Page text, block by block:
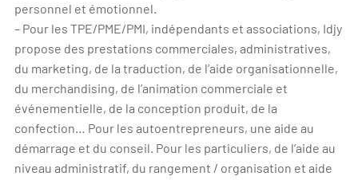
personnel et émotionnel.
– Pour les TPE/PME/PMI, indépendants et associations, Idjy
propose des prestations commerciales, administratives,
du marketing, de la traduction, de l’aide organisationnelle,
du merchandising, de l’animation commerciale et
événementielle, de la conception produit, de la
confection… Pour les autoentrepreneurs, une aide au
démarrage et du conseil. Pour les particuliers, de l’aide au
niveau administratif, du rangement / organisation et aide